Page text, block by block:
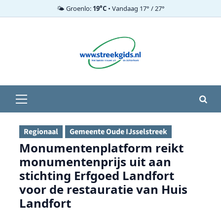
🌤️ Groenlo: 19°C• Vandaag 17° / 27°
menu
Regionaal Gemeente Oude IJsselstreek
Monumentenplatform reikt
monumentenprijs uit aan
stichting Erfgoed Landfort
voor de restauratie van Huis
Landfort